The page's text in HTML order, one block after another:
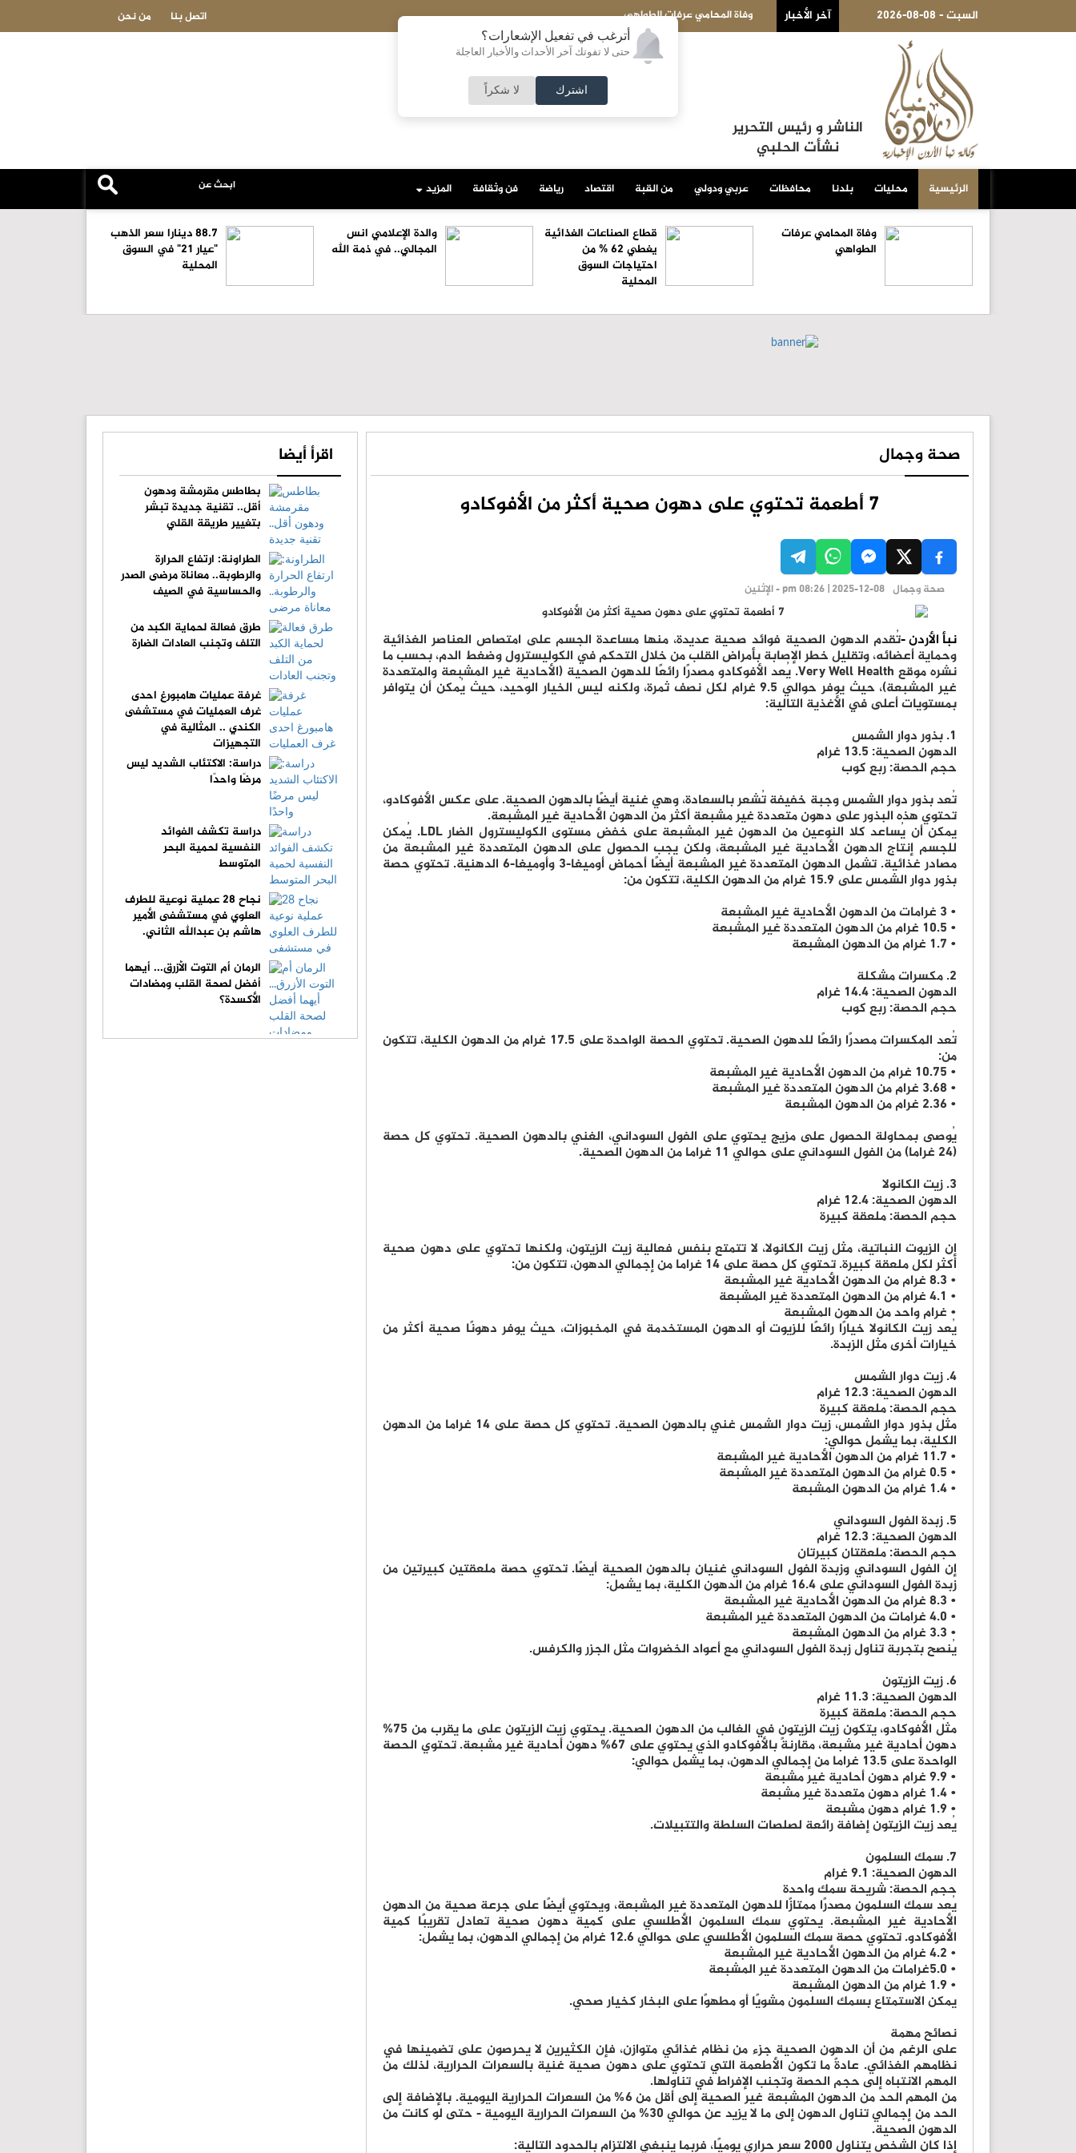
أترغب في تفعيل الإشعارات؟
حتى لا تفوتك آخر الأحداث والأخبار العاجلة
اشترك لا شكراً
2026-08-08 - السبت آخر الأخبار قطاع الصناعات الغذائية يغطي 62 % من احتياجات السوق المحلية والدة الإعلامي انس المجالي.. في ذمة اللهمن نحن اتصل بنا
الناشر و رئيس التحرير
نشأت الحلبي
الرئيسية محليات بلدنا محافظات عربي ودولي من القبة اقتصاد رياضة فن وثقافة المزيد
وفاة المحامي عرفات
الطواهي
قطاع الصناعات الغذائية
يغطي 62 % من
احتياجات السوق
المحلية
والدة الإعلامي انس
المجالي.. في ذمة الله
88.7 دينارا سعر الذهب
"عيار 21" في السوق
المحلية
صحة وجمال
7 أطعمة تحتوي على دهون صحية أكثر من الأفوكادو
صحة وجمال pm 08:26 | 2025-12-08 - الإثنين
نبأ الأردن -تُقدم الدهون الصحية فوائد صحية عديدة، منها مساعدة الجسم على امتصاص العناصر الغذائية
وحماية أعضائه، وتقليل خطر الإصابة بأمراض القلب من خلال التحكم في الكوليسترول وضغط الدم، بحسب ما
نشره موقع Very Well Health. يُعد الأفوكادو مصدرًا رائعًا للدهون الصحية (الأحادية غير المشبعة والمتعددة
غير المشبعة)، حيث يوفر حوالي 9.5 غرام لكل نصف ثمرة، ولكنه ليس الخيار الوحيد، حيث يُمكن أن يتوافر
بمستويات أعلى في الأغذية التالية:
1. بذور دوار الشمس
الدهون الصحية: 13.5 غرام
حجم الحصة: ربع كوب
تُعد بذور دوار الشمس وجبة خفيفة تُشعر بالسعادة، وهي غنية أيضًا بالدهون الصحية. على عكس الأفوكادو،
تحتوي هذه البذور على دهون متعددة غير مشبعة أكثر من الدهون الأحادية غير المشبعة.
يمكن أن يُساعد كلا النوعين من الدهون غير المشبعة على خفض مستوى الكوليسترول الضار LDL. يُمكن
للجسم إنتاج الدهون الأحادية غير المشبعة، ولكن يجب الحصول على الدهون المتعددة غير المشبعة من
مصادر غذائية. تشمل الدهون المتعددة غير المشبعة أيضًا أحماض أوميغا-3 وأوميغا-6 الدهنية. تحتوي حصة
بذور دوار الشمس على 15.9 غرام من الدهون الكلية، تتكون من:
• 3 غرامات من الدهون الأحادية غير المشبعة
• 10.5 غرام من الدهون المتعددة غير المشبعة
• 1.7 غرام من الدهون المشبعة
2. مكسرات مشكلة
الدهون الصحية: 14.4 غرام
حجم الحصة: ربع كوب
تُعد المكسرات مصدرًا رائعًا للدهون الصحية. تحتوي الحصة الواحدة على 17.5 غرام من الدهون الكلية، تتكون
من:
• 10.75 غرام من الدهون الأحادية غير المشبعة
• 3.68 غرام من الدهون المتعددة غير المشبعة
• 2.36 غرام من الدهون المشبعة
يُوصى بمحاولة الحصول على مزيج يحتوي على الفول السوداني، الغني بالدهون الصحية. تحتوي كل حصة
(24 غراما) من الفول السوداني على حوالي 11 غراما من الدهون الصحية.
3. زيت الكانولا
الدهون الصحية: 12.4 غرام
حجم الحصة: ملعقة كبيرة
إن الزيوت النباتية، مثل زيت الكانولا، لا تتمتع بنفس فعالية زيت الزيتون، ولكنها تحتوي على دهون صحية
أكثر لكل ملعقة كبيرة. تحتوي كل حصة على 14 غراما من إجمالي الدهون، تتكون من:
• 8.3 غرام من الدهون الأحادية غير المشبعة
• 4.1 غرام من الدهون المتعددة غير المشبعة
• غرام واحد من الدهون المشبعة
يُعد زيت الكانولا خيارًا رائعًا للزيوت أو الدهون المستخدمة في المخبوزات، حيث يوفر دهونًا صحية أكثر من
خيارات أخرى مثل الزبدة.
4. زيت دوار الشمس
الدهون الصحية: 12.3 غرام
حجم الحصة: ملعقة كبيرة
مثل بذور دوار الشمس، زيت دوار الشمس غني بالدهون الصحية. تحتوي كل حصة على 14 غراما من الدهون
الكلية، بما يشمل حوالي:
• 11.7 غرام من الدهون الأحادية غير المشبعة
• 0.5 غرام من الدهون المتعددة غير المشبعة
• 1.4 غرام من الدهون المشبعة
5. زبدة الفول السوداني
الدهون الصحية: 12.3 غرام
حجم الحصة: ملعقتان كبيرتان
إن الفول السوداني وزبدة الفول السوداني غنيان بالدهون الصحية أيضًا. تحتوي حصة ملعقتين كبيرتين من
زبدة الفول السوداني على 16.4 غرام من الدهون الكلية، بما يشمل:
• 8.3 غرام من الدهون الأحادية غير المشبعة
• 4.0 غرامات من الدهون المتعددة غير المشبعة
• 3.3 غرام من الدهون المشبعة
يُنصح بتجربة تناول زبدة الفول السوداني مع أعواد الخضروات مثل الجزر والكرفس.
6. زيت الزيتون
الدهون الصحية: 11.3 غرام
حجم الحصة: ملعقة كبيرة
مثل الأفوكادو، يتكون زيت الزيتون في الغالب من الدهون الصحية. يحتوي زيت الزيتون على ما يقرب من 75%
دهون أحادية غير مشبعة، مقارنةً بالأفوكادو الذي يحتوي على 67% دهون أحادية غير مشبعة. تحتوي الحصة
الواحدة على 13.5 غراما من إجمالي الدهون، بما يشمل حوالي:
• 9.9 غرام دهون أحادية غير مشبعة
• 1.4 غرام دهون متعددة غير مشبعة
• 1.9 غرام دهون مشبعة
يُعد زيت الزيتون إضافة رائعة لصلصات السلطة والتتبيلات.
7. سمك السلمون
الدهون الصحية: 9.1 غرام
حجم الحصة: شريحة سمك واحدة
يُعد سمك السلمون مصدرًا ممتازًا للدهون المتعددة غير المشبعة، ويحتوي أيضًا على جرعة صحية من الدهون
الأحادية غير المشبعة. يحتوي سمك السلمون الأطلسي على كمية دهون صحية تعادل تقريبًا كمية
الأفوكادو. تحتوي حصة سمك السلمون الأطلسي على حوالي 12.6 غرام من إجمالي الدهون، بما يشمل:
• 4.2 غرام من الدهون الأحادية غير المشبعة
• 5.0غرامات من الدهون المتعددة غير المشبعة
• 1.9 غرام من الدهون المشبعة
يمكن الاستمتاع بسمك السلمون مشويًا أو مطهوًا على البخار كخيار صحي.
نصائح مهمة
على الرغم من أن الدهون الصحية جزء من نظام غذائي متوازن، فإن الكثيرين لا يحرصون على تضمينها في
نظامهم الغذائي. عادةً ما تكون الأطعمة التي تحتوي على دهون صحية غنية بالسعرات الحرارية، لذلك من
المهم الانتباه إلى حجم الحصة وتجنب الإفراط في تناولها.
من المهم الحد من الدهون المشبعة غير الصحية إلى أقل من 6% من السعرات الحرارية اليومية. بالإضافة إلى
الحد من إجمالي تناول الدهون إلى ما لا يزيد عن حوالي 30% من السعرات الحرارية اليومية - حتى لو كانت من
الدهون الصحية.
إذا كان الشخص يتناول 2000 سعر حراري يوميًا، فربما ينبغي الالتزام بالحدود التالية:
اقرأ أيضا
بطاطس مقرمشة ودهون
أقل.. تقنية جديدة تبشر
بتغيير طريقة القلي
الطراونة: ارتفاع الحرارة
والرطوبة.. معاناة مرضى الصدر
والحساسية في الصيف
طرق فعالة لحماية الكبد من
التلف وتجنب العادات الضارة
غرفة عمليات هامبورغ احدى
غرف العمليات في مستشفى
الكندي .. المثالية في
التجهيزات
دراسة: الاكتئاب الشديد ليس
مرضًا واحدًا
دراسة تكشف الفوائد
النفسية لحمية البحر
المتوسط
نجاح 28 عملية نوعية للطرف
العلوي في مستشفى الأمير
هاشم بن عبدالله الثاني.
الرمان أم التوت الأزرق... أيهما
أفضل لصحة القلب ومضادات
الأكسدة؟